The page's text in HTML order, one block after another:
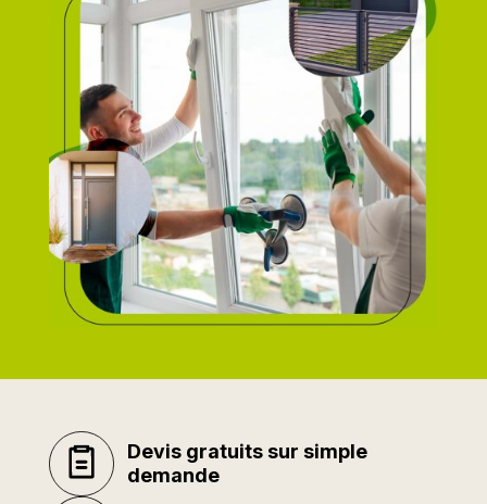
Devis gratuits sur simple
demande